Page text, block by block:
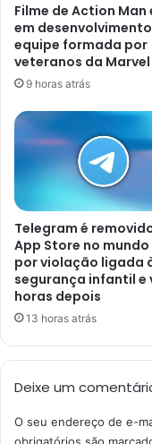
Filme de Action Man
em
equipe formada por
veteranos da Marvel
9 horas atrás
Telegram é
App Store no
por violação ligada
segurança infantil e
horas depois
13 horas atrás
Deixe um
O seu endereço de e-